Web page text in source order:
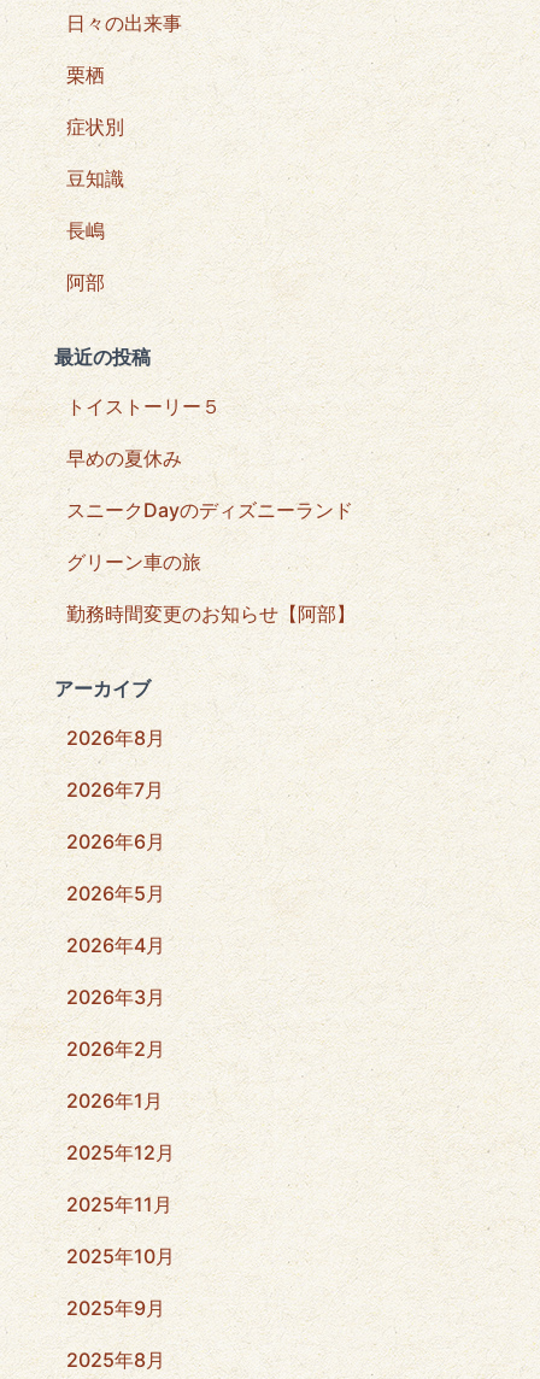
日々の出来事
栗栖
症状別
豆知識
長嶋
阿部
最近の投稿
トイストーリー５
早めの夏休み
スニークDayのディズニーランド
グリーン車の旅
勤務時間変更のお知らせ【阿部】
アーカイブ
2026年8月
2026年7月
2026年6月
2026年5月
2026年4月
2026年3月
2026年2月
2026年1月
2025年12月
2025年11月
2025年10月
2025年9月
2025年8月